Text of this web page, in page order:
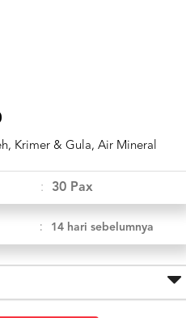
Krimer & Gula, Air Mineral
: 30 Pax
: 14 hari sebelumnya